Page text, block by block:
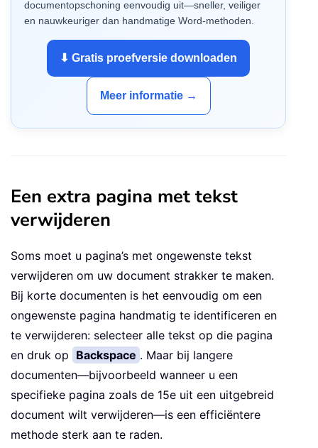
documentopschoning eenvoudig uit—sneller, veiliger
en nauwkeuriger dan handmatige Word-methoden.
⬇ Gratis proefversie downloaden
Meer informatie →
Een extra pagina met tekst
verwijderen
Soms moet u pagina’s met ongewenste tekst
verwijderen om uw document strakker te maken.
Bij korte documenten is het eenvoudig om een
ongewenste pagina handmatig te identificeren en
te verwijderen: selecteer alle tekst op die pagina
en druk op Backspace . Maar bij langere
documenten—bijvoorbeeld wanneer u een
specifieke pagina zoals de 15e uit een uitgebreid
document wilt verwijderen—is een efficiëntere
methode sterk aan te raden.